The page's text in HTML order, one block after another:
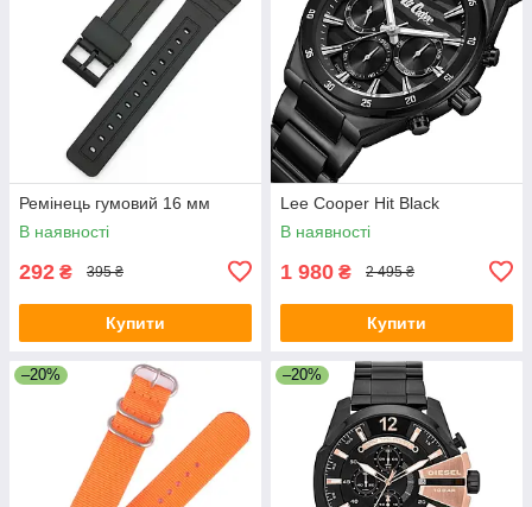
Ремінець гумовий 16 мм
В наявності
292 ₴ 395 ₴
Купити
Lee Cooper Hit Black
В наявності
1 980 ₴ 2 495 ₴
Купити
–20% –20%